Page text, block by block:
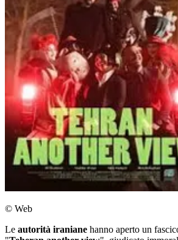
© Web
Le autorità iraniane hanno aperto un